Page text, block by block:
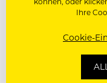
Paten-& Ihre
Cookie-